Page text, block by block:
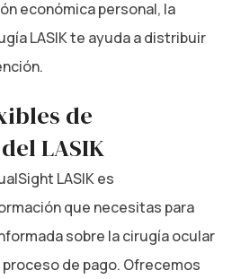
económica personal, la
LASIK te ayuda a distribuir
de
LASIK
LASIK es
que necesitas para
sobre la cirugía ocular
proceso de pago. Ofrecemos